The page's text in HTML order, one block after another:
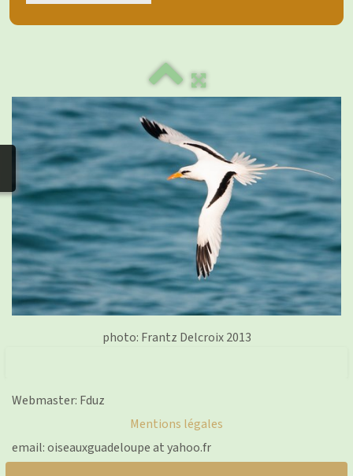
Accueil
Documents▼
photos▼
Nos activités▼
Adhérer/faire un don
Liens
photo: Frantz Delcroix 2013
Webmaster: Fduz
Mentions légales
email: oiseauxguadeloupe at yahoo.fr